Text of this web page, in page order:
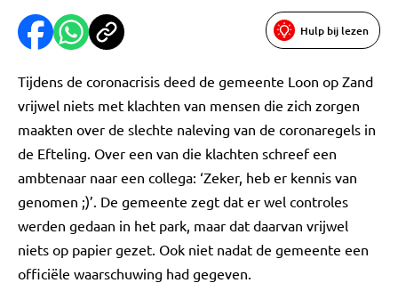
Hulp bij lezen
Tijdens de coronacrisis deed de gemeente Loon op Zand
vrijwel niets met klachten van mensen die zich zorgen
maakten over de slechte naleving van de coronaregels in
de Efteling. Over een van die klachten schreef een
ambtenaar naar een collega: ‘Zeker, heb er kennis van
genomen ;)’. De gemeente zegt dat er wel controles
werden gedaan in het park, maar dat daarvan vrijwel
niets op papier gezet. Ook niet nadat de gemeente een
officiële waarschuwing had gegeven.